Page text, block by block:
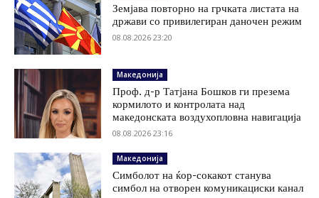
Земјава повторно на грчката листата на
држави со привилегиран даночен режим
08.08.2026 23:20
Македонија
Проф. д-р Татјана Бошков ги презема
кормилото и контролата над
македонската воздухопловна навигација
08.08.2026 23:16
Македонија
Симболот на ќор-сокакот станува
симбол на отворен комуникациски канал